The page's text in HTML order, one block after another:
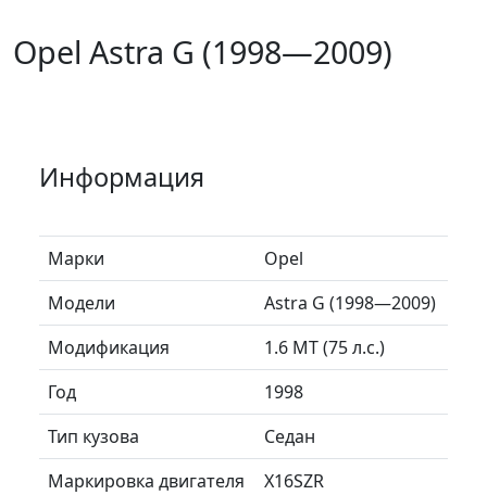
Opel Astra G (1998—2009)
Информация
Марки
Opel
Модели
Astra G (1998—2009)
Модификация
1.6 MT (75 л.с.)
Год
1998
Тип кузова
Седан
Маркировка двигателя
X16SZR